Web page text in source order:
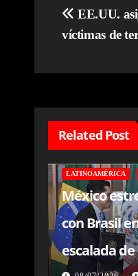
de
entradas
EE.UU.
víctimas de
Related Post
LATINOAMÉRICA
México
con Brasil
escalada